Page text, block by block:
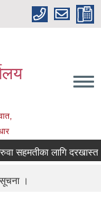
सहमतीका लागि दरखास्त
।